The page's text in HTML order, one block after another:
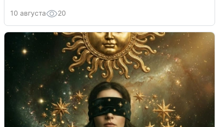
10 августа 20